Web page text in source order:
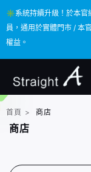
✳️系統持續升級！於本官
員，通用於實體門市 / 本
權益。
✳️系統持續升級！於本官
員，通用於實體門市 / 本
權益。
首頁 > 商店
商店